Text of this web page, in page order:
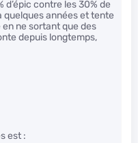
d’épic contre les 30% de
quelques années et tente
ne sortant que des
depuis longtemps,
est :